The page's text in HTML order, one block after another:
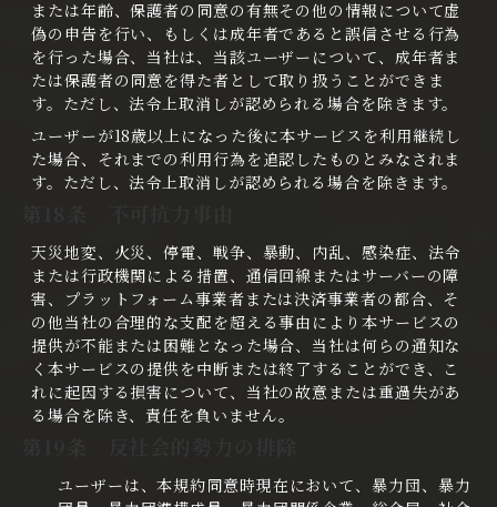
または年齢、保護者の同意の有無その他の情報について虚
偽の申告を行い、もしくは成年者であると誤信させる行為
を行った場合、当社は、当該ユーザーについて、成年者ま
たは保護者の同意を得た者として取り扱うことができま
す。ただし、法令上取消しが認められる場合を除きます。
ユーザーが18歳以上になった後に本サービスを利用継続し
た場合、それまでの利用行為を追認したものとみなされま
す。ただし、法令上取消しが認められる場合を除きます。
天災地変、火災、停電、戦争、暴動、内乱、感染症、法令
または行政機関による措置、通信回線またはサーバーの障
害、プラットフォーム事業者または決済事業者の都合、そ
の他当社の合理的な支配を超える事由により本サービスの
提供が不能または困難となった場合、当社は何らの通知な
く本サービスの提供を中断または終了することができ、こ
れに起因する損害について、当社の故意または重過失があ
る場合を除き、責任を負いません。
ユーザーは、本規約同意時現在において、暴力団、暴力